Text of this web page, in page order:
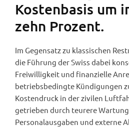
Kostenbasis um
zehn Prozent.
Im Gegensatz zu klassischen
die Führung der Swiss dabei
Freiwilligkeit und finanzielle
betriebsbedingte Kündigungen
Kostendruck in der zivilen
getrieben durch teurere
Personalausgaben und externe